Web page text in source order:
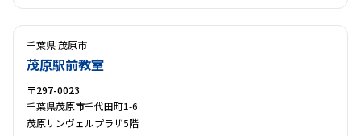
千葉県 茂原市
茂原駅前教室
〒297-0023
千葉県茂原市千代田町1-6
茂原サンヴェルプラザ5階